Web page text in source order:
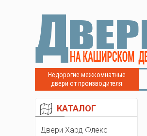
Недорогие межкомнатные
двери от производителя
КАТАЛОГ
Двери Хард Флекс